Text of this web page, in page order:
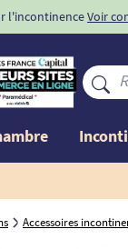
l'incontinenceVoir
Accessoires